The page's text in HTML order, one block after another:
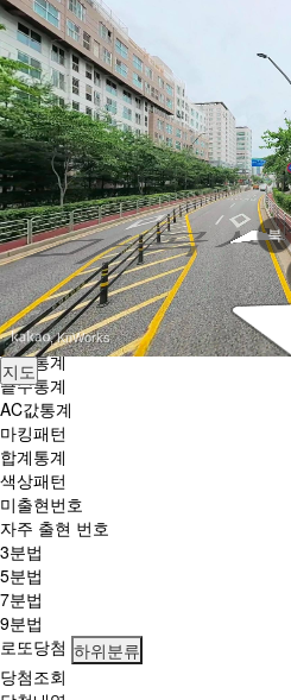
마
곡
점
빵
닫기
로또조합 하위분류
AI 조합
반자동조합
룰렛조합
슬롯조합
엔젤조합
로또분석 하위분류
번호별 출현횟수
색깔통계
홀짝통계
고저통계
끝수통계
AC값통계
마킹패턴
합계통계
색상패턴
미출현번호
자주 출현 번호
3분법
5분법
7분법
9분법
로또당첨 하위분류
당첨조회
곡서
서
북
, KnWorks